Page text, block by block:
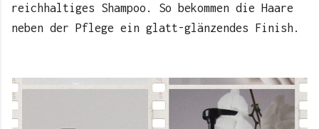
reichhaltiges Shampoo. So bekommen die Haare
neben der Pflege ein glatt-glänzendes Finish.